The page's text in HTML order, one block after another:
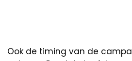
Ook de timing van de